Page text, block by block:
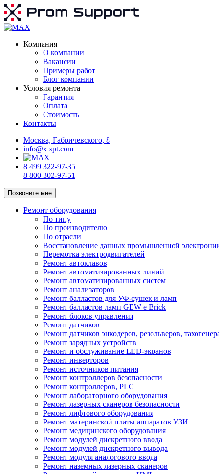
Компания
О компании
Вакансии
Примеры работ
Блог компании
Условия ремонта
Гарантия
Оплата
Стоимость
Контакты
Москва, Габричевского, 8
info@x-spt.com
8 499 322-97-35
8 800 302-97-51
Позвоните мне
Ремонт оборудования
По типу
По производителю
По отрасли
Восстановление данных промышленной
Перемотка электродвигателей
Ремонт автоклавов
Ремонт автоматизированных линий
Ремонт автоматизированных систем
Ремонт анализаторов
Ремонт балластов для УФ-сушек и ламп
Ремонт балластов ламп GEW e Brick
Ремонт блоков управления
Ремонт датчиков
Ремонт датчиков энкодеров, резольверов,
Ремонт зарядных устройств
Ремонт и обслуживание LED-экранов
Ремонт инверторов
Ремонт источников питания
Ремонт контроллеров безопасности
Ремонт контроллеров, PLC
Ремонт лабораторного оборудования
Ремонт лазерных сканеров безопасности
Ремонт лифтового оборудования
Ремонт материнской платы аппаратов УЗИ
Ремонт медицинского оборудования
Ремонт модулей дискретного ввода
Ремонт модулей дискретного вывода
Ремонт модуля аналогового ввода
Ремонт наземных лазерных сканеров